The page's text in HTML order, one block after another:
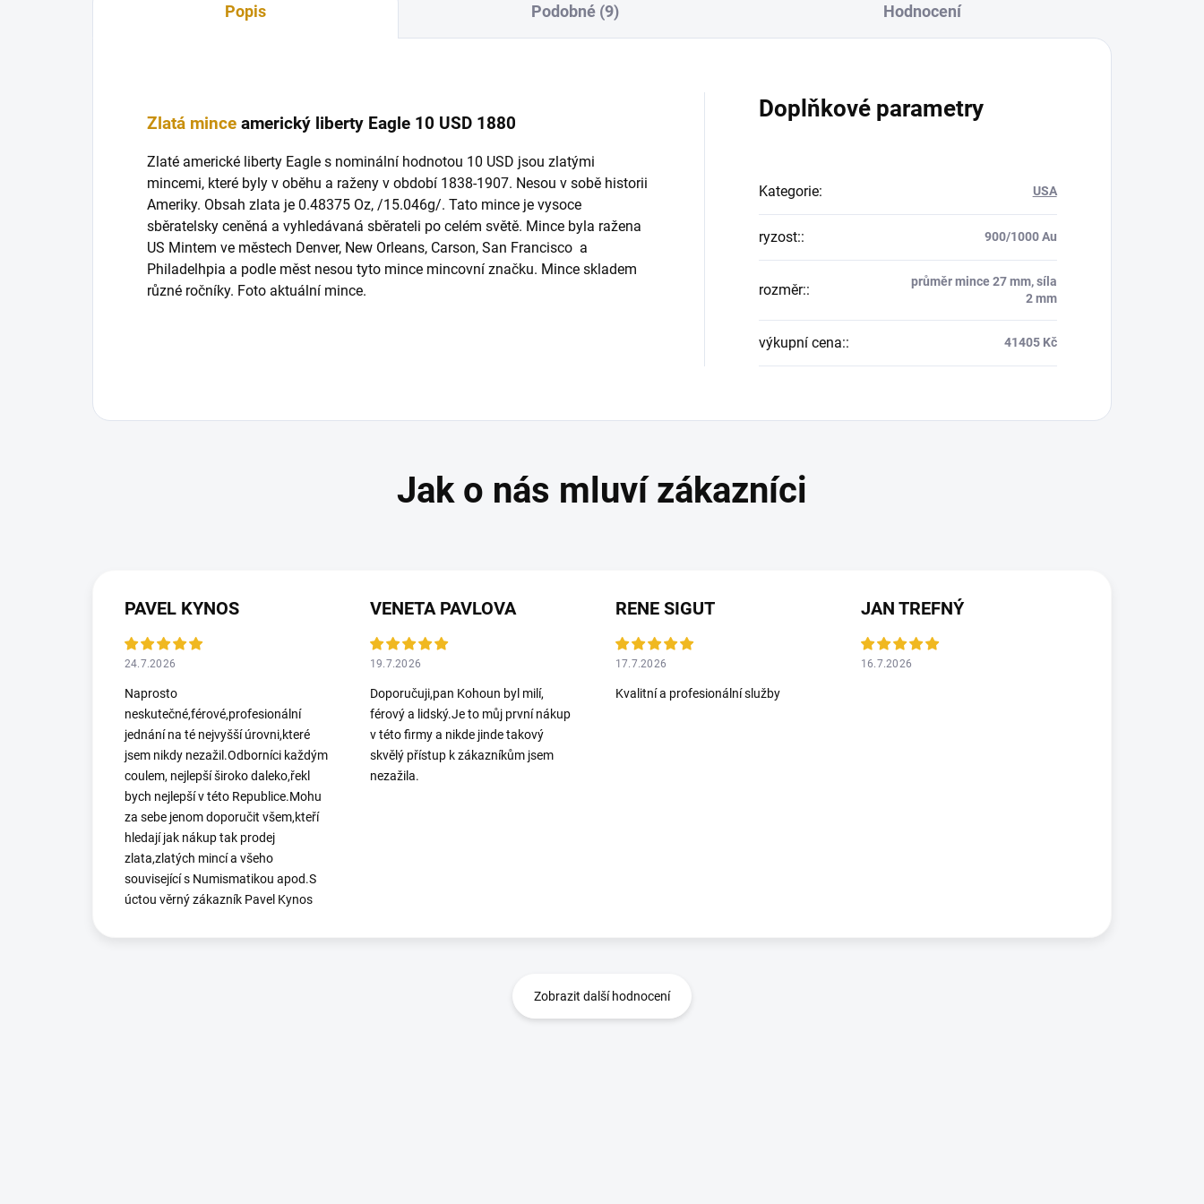
Popis Podobné (9) Hodnocení
Zlatá mince americký liberty Eagle 10 USD 1880
Zlaté americké liberty Eagle s nominální hodnotou 10 USD jsou zlatými
mincemi, které byly v oběhu a raženy v období 1838-1907. Nesou v sobě historii
Ameriky. Obsah zlata je 0.48375 Oz, /15.046g/. Tato mince je vysoce
sběratelsky ceněná a vyhledávaná sběrateli po celém světě. Mince byla ražena
US Mintem ve městech Denver, New Orleans, Carson, San Francisco a
Philadelhpia a podle měst nesou tyto mince mincovní značku. Mince skladem
různé ročníky. Foto aktuální mince.
Doplňkové parametry
Kategorie: USA
ryzost:: 900/1000 Au
rozměr::
průměr mince 27 mm, síla
2 mm
výkupní cena:: 41405 Kč
PAVEL KYNOS
24.7.2026
Naprosto
neskutečné,férové,profesionální
jednání na té nejvyšší úrovni,které
jsem nikdy nezažil.Odborníci každým
coulem, nejlepší široko daleko,řekl
bych nejlepší v této Republice.Mohu
za sebe jenom doporučit všem,kteří
hledají jak nákup tak prodej
zlata,zlatých mincí a všeho
související s Numismatikou apod.S
úctou věrný zákazník Pavel Kynos
VENETA PAVLOVA
19.7.2026
Doporučuji,pan Kohoun byl milí,
férový a lidský.Je to můj první nákup
v této firmy a nikde jinde takový
skvělý přístup k zákazníkům jsem
nezažila.
RENE SIGUT
17.7.2026
Kvalitní a profesionální služby
JAN TREFNÝ
16.7.2026
Zobrazit další hodnocení